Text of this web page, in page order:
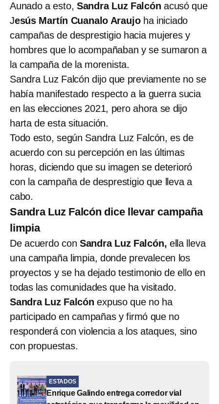
Aunado a esto, Sandra Luz Falcónacusó que
Jesús Martín Cuanalo Araujoha iniciado
campañas de desprestigio hacia mujeres y
hombres que lo acompañaban y se sumaron a
la campaña de la morenista.
Sandra Luz Falcón dijo que previamente no se
había manifestado respecto a la guerra sucia
en las elecciones 2021, pero ahora se dijo
harta de esta situación.
Todo esto, según Sandra Luz Falcón, es de
acuerdo con su percepción en las últimas
horas, diciendo que su imagen se deterioró
con la campaña de desprestigio que lleva a
cabo.
Sandra Luz Falcón dice llevar campaña
limpia
De acuerdo con Sandra Luz Falcón, ella lleva
una campaña limpia, donde prevalecen los
proyectos y se ha dejado testimonio de ello en
todas las comunidades que ha visitado.
Sandra Luz Falcón expuso que no ha
participado en campañas y firmó que no
responderá con violencia a los ataques, sino
con propuestas.
ESTADOS
Enrique Galindo entrega corredor vial